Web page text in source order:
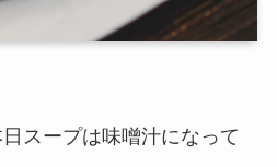
スープは味噌汁になって